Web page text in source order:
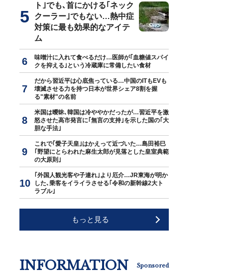
ト｣でも､首にかける｢ネック
クーラー｣でもない…熱中症
対策に最も効果的なアイテ
ム
味噌汁に入れて食べるだけ…医師が｢血糖値スパイ
クを抑える｣という冷蔵庫に常備したい食材
だから習近平は心底焦っている…中国のITもEVも
壊滅させる力を持つ日本が世界シェア8割を握
る"素材"の名前
米国は曖昧､韓国は冷ややかだったが…習近平を激
怒させた高市発言に｢無言の支持｣を示した国の｢大
胆な手法｣
これで｢愛子天皇｣はかえって近づいた…島田裕巳
｢野望にとらわれた麻生太郎が見落とした皇室典範
の大原則｣
｢外国人観光客や子連れ｣より厄介…JR東海が明か
した､乗客をイライラさせる｢令和の新幹線2大ト
ラブル｣
もっと見る
INFORMATION Sponsored